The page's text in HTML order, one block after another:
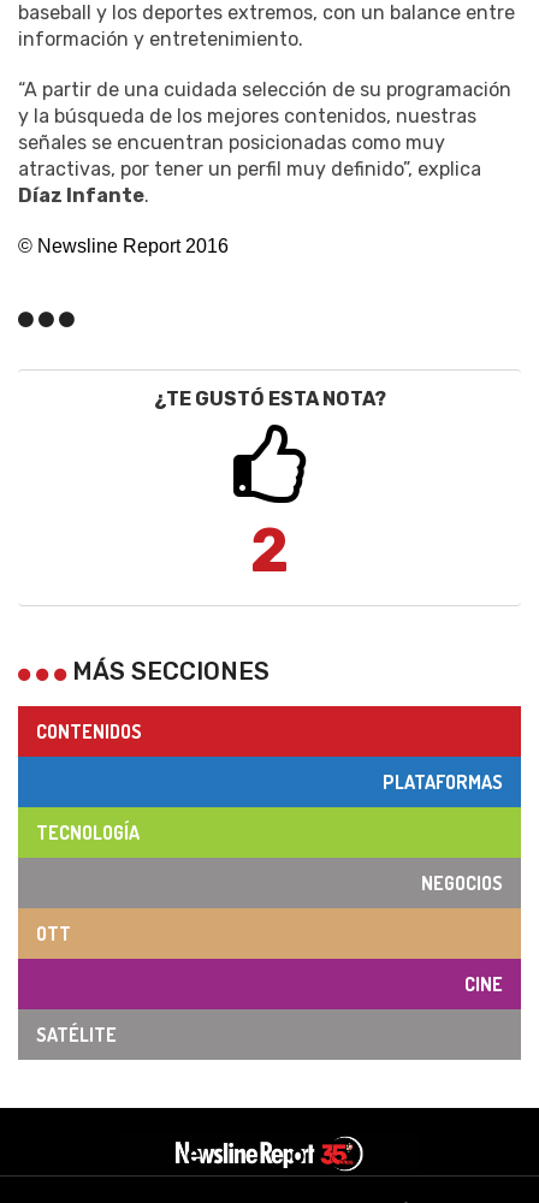
baseball y los deportes extremos, con un balance entre
información y entretenimiento.
“A partir de una cuidada selección de su programación
y la búsqueda de los mejores contenidos, nuestras
señales se encuentran posicionadas como muy
atractivas, por tener un perfil muy definido”, explica
Díaz Infante.
© Newsline Report 2016
¿TE GUSTÓ ESTA NOTA?
2
MÁS SECCIONES
CONTENIDOS
PLATAFORMAS
TECNOLOGÍA
NEGOCIOS
OTT
CINE
SATÉLITE